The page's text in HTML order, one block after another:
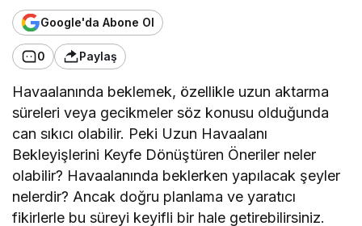
Google'da Abone Ol
0 Paylaş
Havaalanında beklemek, özellikle uzun aktarma
süreleri veya gecikmeler söz konusu olduğunda
can sıkıcı olabilir. Peki Uzun Havaalanı
Bekleyişlerini Keyfe Dönüştüren Öneriler neler
olabilir? Havaalanında beklerken yapılacak şeyler
nelerdir? Ancak doğru planlama ve yaratıcı
fikirlerle bu süreyi keyifli bir hale getirebilirsiniz.